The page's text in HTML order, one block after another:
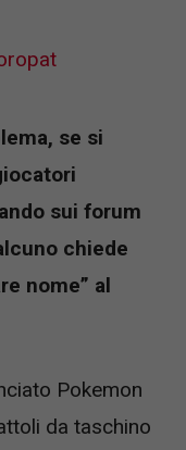
se si
sui forum
chiede
nome” al
Pokemon
da taschino